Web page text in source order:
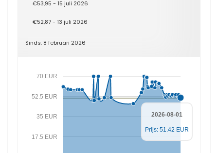
€53,95 - 15 juli 2026
€52,87 - 13 juli 2026
Sinds: 8 februari 2026
17.5 EUR
35 EUR
52.5 EUR
70 EUR
2026-08-01
Prijs: 51.42 EUR